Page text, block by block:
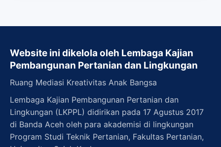
Website ini dikelola oleh Lembaga Kajian
Pembangunan Pertanian dan Lingkungan
Ruang Mediasi Kreativitas Anak Bangsa
Lembaga Kajian Pembangunan Pertanian dan
Lingkungan (LKPPL) didirikan pada 17 Agustus 2017
di Banda Aceh oleh para akademisi di lingkungan
Program Studi Teknik Pertanian, Fakultas Pertanian,